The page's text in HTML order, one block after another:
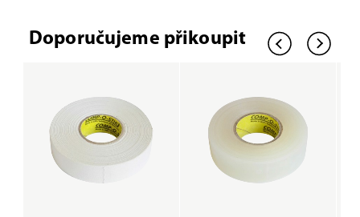
Doporučujeme přikoupit